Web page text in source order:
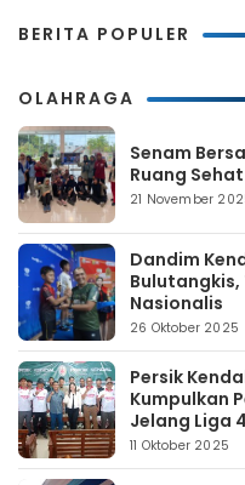
BERITA POPULER
OLAHRAGA
Senam
Ruang
21 November
Dandim
Bulutangkis,
Nasionalis
26 Oktober 2025
Persik
Kumpulkan
Jelang Liga 4
11 Oktober 2025